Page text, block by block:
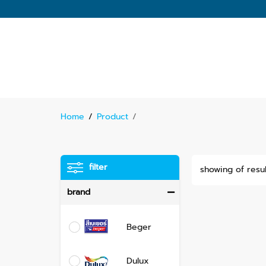
Home / Product /
filter
brand
Beger
Dulux
showing of